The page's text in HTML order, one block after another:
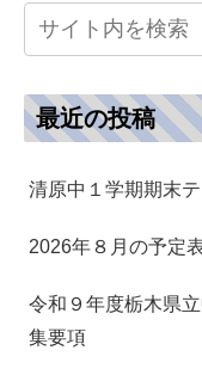
最近の投稿
清原中１学期期末テ
2026年８月の予定
令和９年度栃木県
集要項